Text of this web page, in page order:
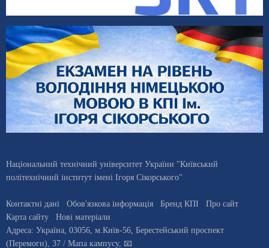
Національний технічний університет України "Київський
політехнічний інститут імені Ігоря Сікорського"
Контактні дані Обов'язкова інформація Бренд КПІ
Про сайт
Карта сайту
Нові матеріали
Адреса: Україна, 03056, м.Київ-56, Берестейський проспект
(Перемоги), 37 / Мапа кампусу, 📧